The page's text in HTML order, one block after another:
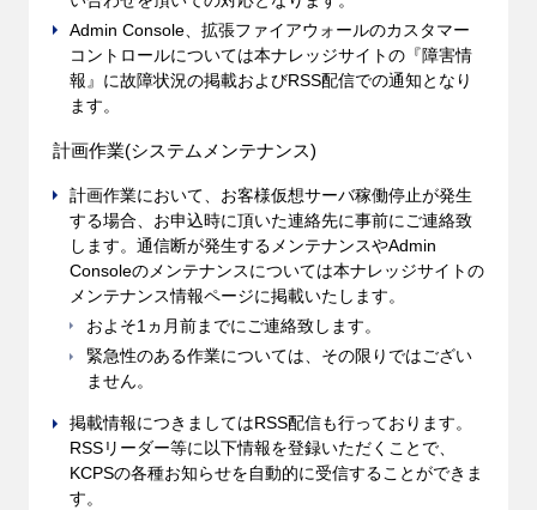
Admin Console、拡張ファイアウォールのカスタマー
コントロールについては本ナレッジサイトの『障害情
報』に故障状況の掲載およびRSS配信での通知となり
ます。
計画作業(システムメンテナンス)
計画作業において、お客様仮想サーバ稼働停止が発生
する場合、お申込時に頂いた連絡先に事前にご連絡致
します。通信断が発生するメンテナンスやAdmin
Consoleのメンテナンスについては本ナレッジサイトの
メンテナンス情報ページに掲載いたします。
およそ1ヵ月前までにご連絡致します。
緊急性のある作業については、その限りではござい
ません。
掲載情報につきましてはRSS配信も行っております。
RSSリーダー等に以下情報を登録いただくことで、
KCPSの各種お知らせを自動的に受信することができま
す。